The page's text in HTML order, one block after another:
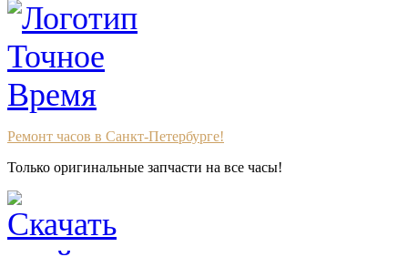
Ремонт часов в Санкт-Петербурге!
Только оригинальные запчасти на все часы!